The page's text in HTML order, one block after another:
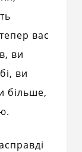
вас
ви
ви
більше,